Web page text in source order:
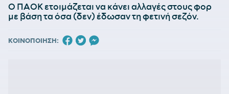
Ο ΠΑΟΚ ετοιμάζεται να κάνει αλλαγές στους φορ
με βάση τα όσα (δεν) έδωσαν τη φετινή σεζόν.
ΚΟΙΝΟΠΟΙΗΣΗ: